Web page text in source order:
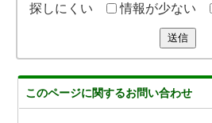
探しにくい
情報が少ない
送信
このページに関するお問い合わせ